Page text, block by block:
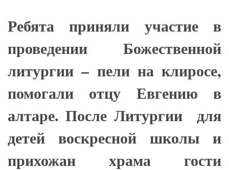
Ребята приняли участие в
проведении Божественной
литургии – пели на клиросе,
помогали отцу Евгению в
алтаре. После Литургии для
детей воскресной школы и
прихожан храма гости